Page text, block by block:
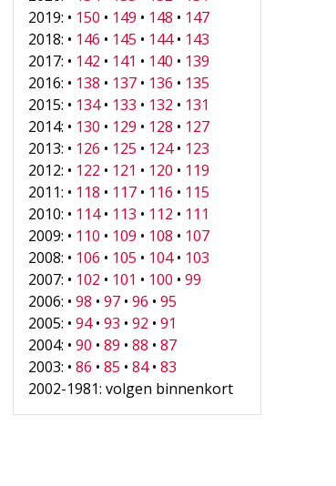
2019: • 150 • 149 • 148 • 147
2018: • 146 • 145 • 144• 143
2017: • 142 • 141 • 140 • 139
2016: • 138 • 137 • 136 • 135
2015: • 134• 133 • 132 • 131
2014: • 130 • 129 • 128 • 127
2013: • 126 • 125 • 124• 123
2012: • 122 • 121 • 120 • 119
2011: • 118 • 117 • 116 • 115
2010: • 114• 113 • 112 • 111
2009: • 110 • 109 • 108 • 107
2008: • 106 • 105 • 104• 103
2007: • 102 • 101 • 100 •99
2006: •98 •97 •96 •95
2005: •94•93 •92 •91
2004: •90 •89 •88 •87
2003: •86 •85 •84•83
2002-1981: volgen binnenkort